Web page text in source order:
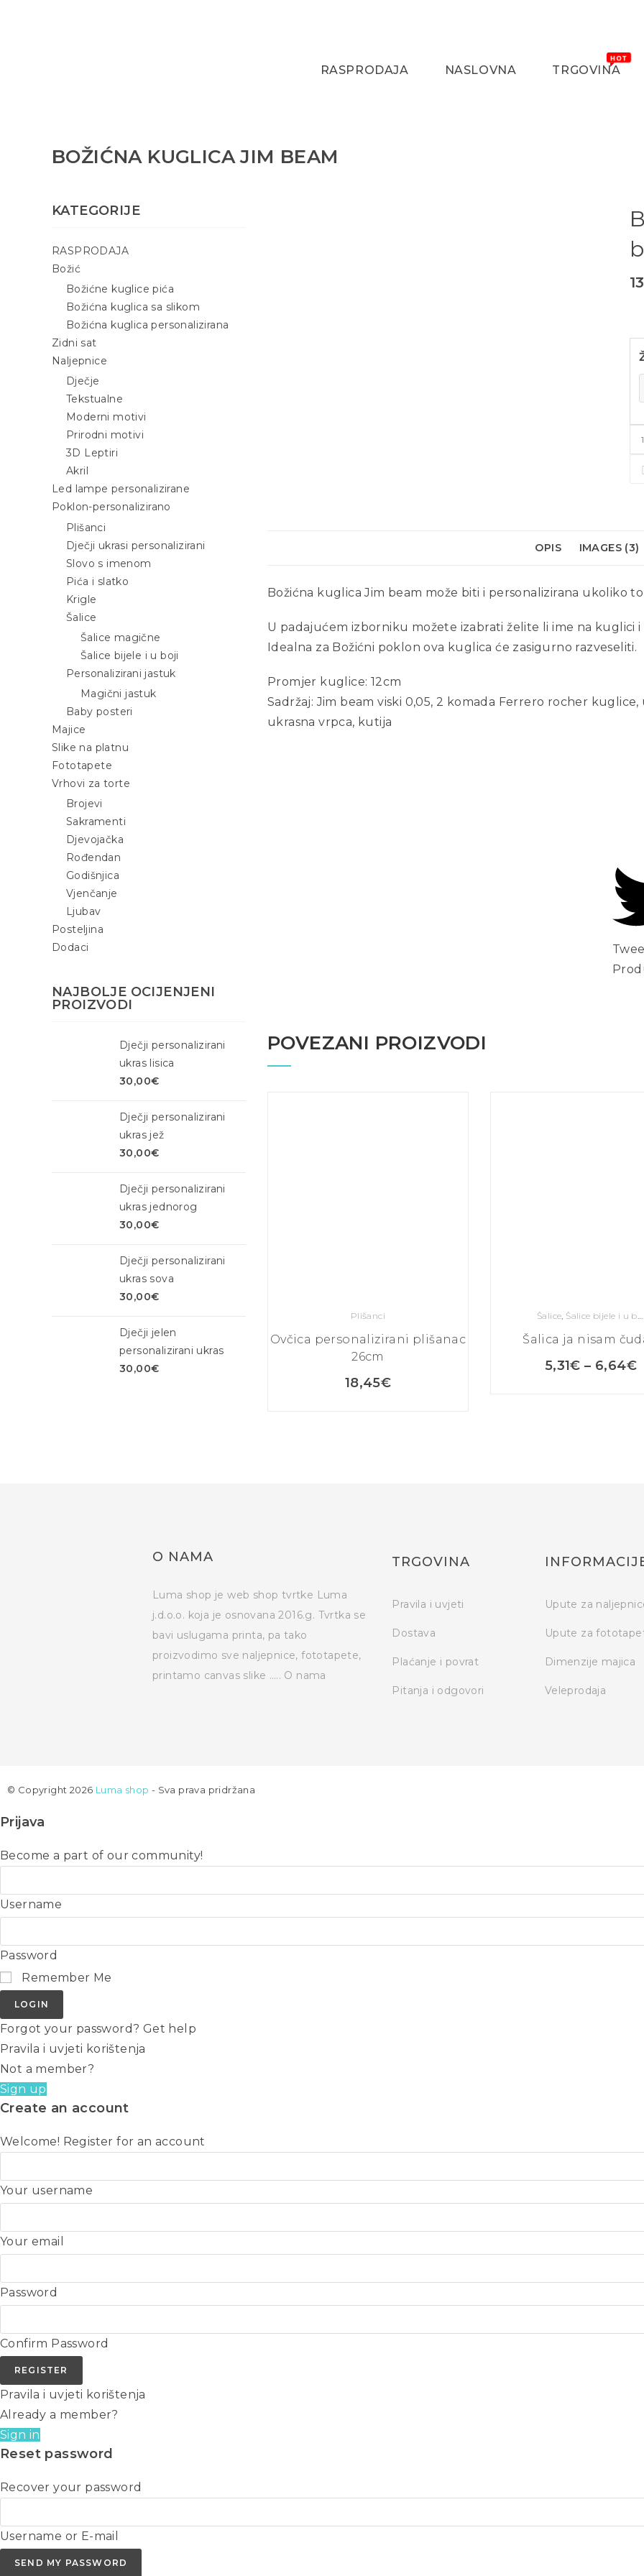
RASPRODAJA NASLOVNA TRGOVINA
BOŽIĆNA KUGLICA JIM BEAM
OPIS IMAGES (3)
Božićna kuglica Jim beam može biti i personalizirana ukoliko
U padajućem izborniku možete izabrati želite li ime na kuglici i
Idealna za Božićni poklon ova kuglica će zasigurno razveseliti.
Promjer kuglice: 12cm
Sadržaj: Jim beam viski 0,05, 2 komada Ferrero rocher
ukrasna vrpca, kutija
POVEZANI PROIZVODI
Plišanci
Ovčica personalizirani plišanac
26cm
18,45€
Šalice Šalice bijele i u boji
Šalica ja nisam
5,31€ – 6,64€
KATEGORIJE
RASPRODAJA
Božić
Božićne kuglice pića
Božićna kuglica sa slikom
Božićna kuglica personalizirana
Zidni sat
Naljepnice
Dječje
Tekstualne
Moderni motivi
Prirodni motivi
3D Leptiri
Akril
Led lampe personalizirane
Poklon-personalizirano
Plišanci
Dječji ukrasi personalizirani
Slovo s imenom
Pića i slatko
Krigle
Šalice
Šalice magične
Šalice bijele i u boji
Personalizirani jastuk
Magični jastuk
Baby posteri
Majice
Slike na platnu
Fototapete
Vrhovi za torte
Brojevi
Sakramenti
Djevojačka
Rođendan
Godišnjica
Vjenčanje
Ljubav
Posteljina
Dodaci
NAJBOLJE OCIJENJENI
PROIZVODI
Dječji personalizirani
ukras lisica
30,00€
Dječji personalizirani
ukras jež
30,00€
Dječji personalizirani
ukras jednorog
30,00€
Dječji personalizirani
ukras sova
30,00€
Dječji jelen
personalizirani ukras
30,00€
O NAMA
Luma shop je web shop tvrtke Luma
j.d.o.o. koja je osnovana 2016.g. Tvrtka se
bavi uslugama printa, pa tako
proizvodimo sve naljepnice, fototapete,
printamo canvas slike ….. O nama
TRGOVINA
Pravila i uvjeti
Dostava
Plaćanje i povrat
Pitanja i odgovori
Upute za
Upute za
Dimenzije majica
Veleprodaja
© Copyright 2026 Luma shop - Sva prava pridržana
Prijava
Become a part of our community!
Username
Password
Remember Me
LOGIN
Forgot your password? Get help
Pravila i uvjeti korištenja
Not a member?
Sign up
Create an account
Welcome! Register for an account
Your username
Your email
Password
Confirm Password
REGISTER
Pravila i uvjeti korištenja
Already a member?
Sign in
Reset password
Recover your password
Username or E-mail
SEND MY PASSWORD